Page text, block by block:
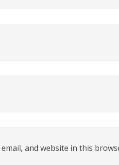
email, and website in this